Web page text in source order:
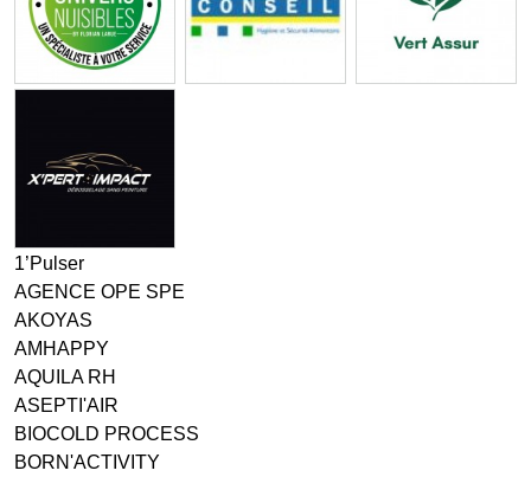
1’Pulser
AGENCE OPE SPE
AKOYAS
AMHAPPY
AQUILA RH
ASEPTI'AIR
BIOCOLD PROCESS
BORN'ACTIVITY